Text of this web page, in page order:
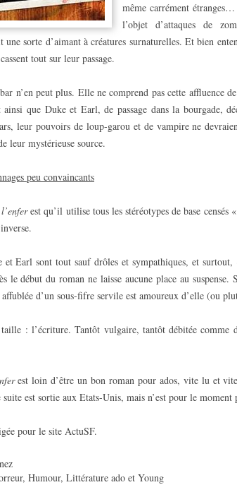
même carrément
l’objet d’attaques de
une sorte d’aimant à créatures surnaturelles. Et bien
tout sur leur passage.
n’en peut plus. Elle ne comprend pas cette affluence
ainsi que Duke et Earl, de passage dans la bourgade,
leur pouvoirs de loup-garou et de vampire ne
leur mystérieuse source.
peu convaincants
est qu’il utilise tous les stéréotypes de base censés
et Earl sont tout sauf drôles et sympathiques, et
le début du roman ne laisse aucune place au suspense.
d’un sous-fifre servile est amoureux d’elle (ou
: l’écriture. Tantôt vulgaire, tantôt débitée comme
est loin d’être un bon roman pour ados, vite lu et
est sortie aux Etats-Unis, mais n’est pour le moment
pour le site ActuSF.
, Humour, Littérature ado et Young